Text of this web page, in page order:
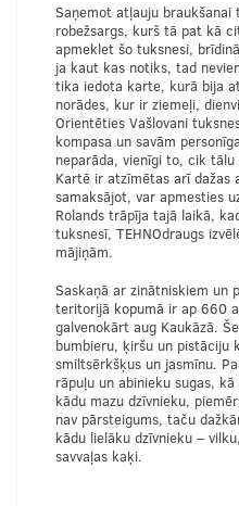
Saņemot atļauju braukšanai
robežsargs, kurš tā pat kā
apmeklet šo tuksnesi,
ja kaut kas notiks, tad
tika iedota karte, kurā bija
norādes, kur ir ziemeļi,
Orientēties Vašlovani
kompasa un savām
neparāda, vienīgi to, cik
Kartē ir atzīmētas arī dažas
samaksājot, var apmesties
Rolands trāpīja tajā laikā,
tuksnesī, TEHNOdraugs
mājiņām.
Saskaņā ar zinātniskiem un
teritorijā kopumā ir ap 660
galvenokārt aug Kaukāzā.
bumbieru, ķiršu un pistāciju
smiltsērkšķus un jasmīnu.
rāpuļu un abinieku sugas,
kādu mazu dzīvnieku,
nav pārsteigums, taču
kādu lielāku dzīvnieku –
savvaļas kaķi.